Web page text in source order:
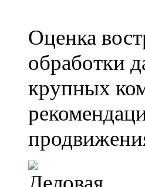
Оценка
обработки
крупных